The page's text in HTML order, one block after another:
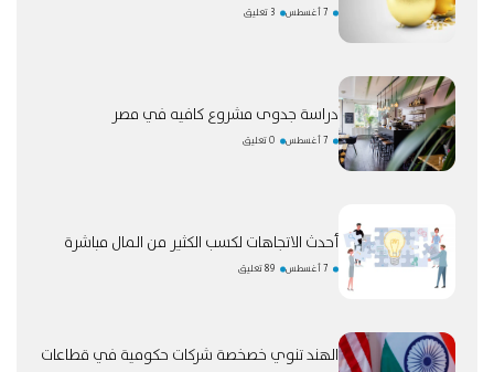
7 أغسطس 3 تعليق
دراسة جدوى مشروع كافيه في مصر
7 أغسطس 0 تعليق
أحدث الاتجاهات لكسب الكثير من المال مباشرة
7 أغسطس 89 تعليق
الهند تنوي خصخصة شركات حكومية في قطاعات